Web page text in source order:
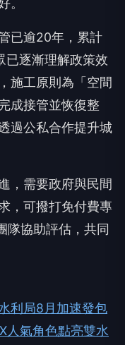
。
已逾20年，累計
已逐漸理解政策效
施工原則為「空間
成接管並恢復整
過公私合作提升城
，需要政府與民間
，可撥打免付費專
協助評估，共同
利局8月加速發包
氣角色點亮雙水